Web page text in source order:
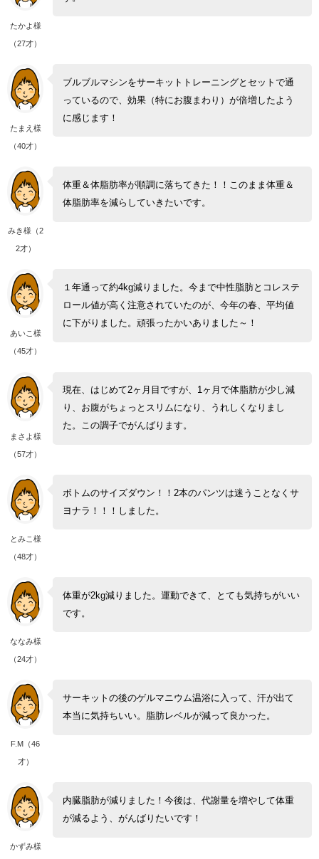
たかよ様
（27才）
たまえ様
（40才）
ブルブルマシンをサーキットトレーニングとセットで通
っているので、効果（特にお腹まわり）が倍増したよう
に感じます！
みき様（2
2才）
体重＆体脂肪率が順調に落ちてきた！！このまま体重＆
体脂肪率を減らしていきたいです。
あいこ様
（45才）
１年通って約4kg減りました。今まで中性脂肪とコレステ
ロール値が高く注意されていたのが、今年の春、平均値
に下がりました。頑張ったかいありました～！
まさよ様
（57才）
現在、はじめて2ヶ月目ですが、1ヶ月で体脂肪が少し減
り、お腹がちょっとスリムになり、うれしくなりまし
た。この調子でがんばります。
とみこ様
（48才）
ボトムのサイズダウン！！2本のパンツは迷うことなくサ
ヨナラ！！！しました。
ななみ様
（24才）
体重が2kg減りました。運動できて、とても気持ちがいい
です。
F.M（46
才）
サーキットの後のゲルマニウム温浴に入って、汗が出て
本当に気持ちいい。脂肪レベルが減って良かった。
かずみ様
内臓脂肪が減りました！今後は、代謝量を増やして体重
が減るよう、がんばりたいです！